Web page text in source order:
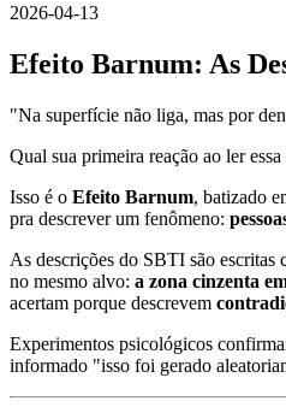
2026-04-13
Efeito Barnum: As
"Na superfície não liga, mas por
Qual sua primeira reação ao ler
Isso é o Efeito Barnum, batizado
pra descrever um fenômeno:
As descrições do SBTI são
no mesmo alvo: a zona cinzenta
acertam porque descrevem
Experimentos psicológicos
informado "isso foi gerado